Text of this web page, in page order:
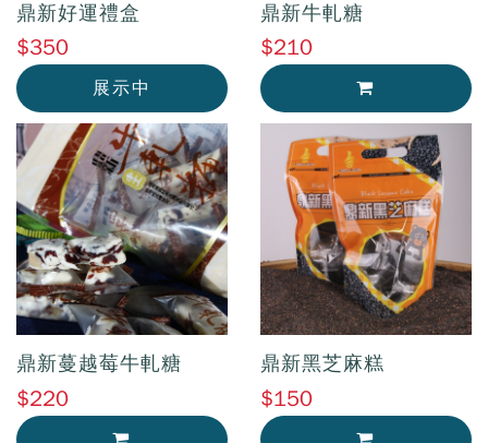
鼎新好運禮盒
$350
展示中
鼎新牛軋糖
$210
鼎新蔓越莓牛軋糖
$220
鼎新黑芝麻糕
$150